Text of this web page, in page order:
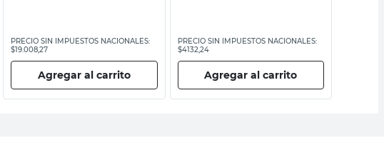
PRECIO SIN IMPUESTOS NACIONALES:
$19.008,27
Agregar al carrito
PRECIO SIN IMPUESTOS NACIONALES:
$4132,24
Agregar al carrito